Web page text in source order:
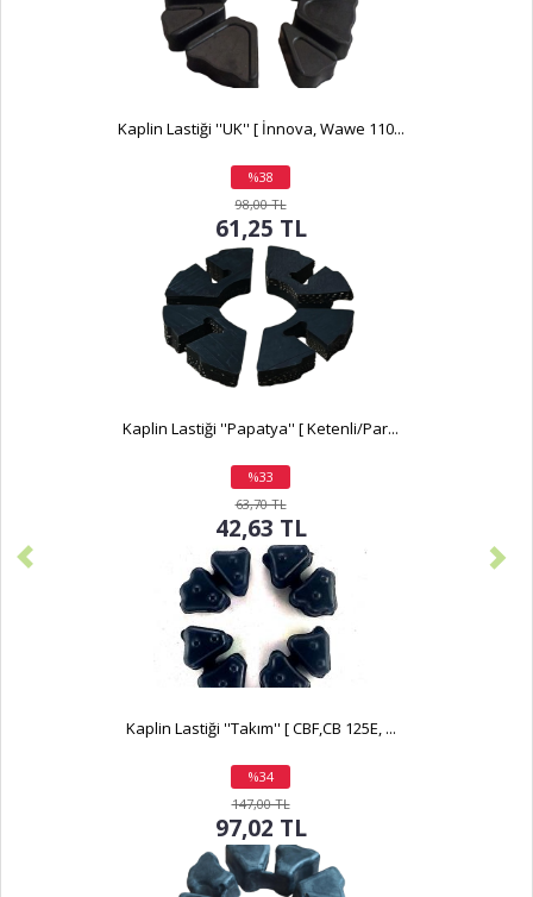
Kaplin Lastiği ''UK'' [ İnnova, Wawe 110...
%38
indirim
98,00 TL
61,25 TL
Kaplin Lastiği ''Papatya'' [ Ketenli/Par...
%33
indirim
63,70 TL
42,63 TL
Kaplin Lastiği ''Takım'' [ CBF,CB 125E, ...
%34
indirim
147,00 TL
97,02 TL